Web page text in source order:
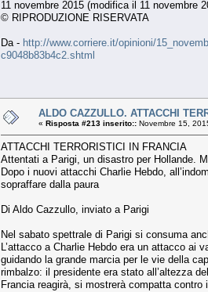
11 novembre 2015 (modifica il 11 novembre
© RIPRODUZIONE RISERVATA
Da - http://www.corriere.it/opinioni/
c9048b83b4c2.shtml
ALDO CAZZULLO. ATTACCHI
« Risposta #213 inserito:: Novembre 15,
ATTACCHI TERRORISTICI IN FRANCIA
Attentati a Parigi, un disastro per Hollande.
Dopo i nuovi attacchi Charlie Hebdo,
sopraffare dalla paura
Di Aldo Cazzullo, inviato a Parigi
Nel sabato spettrale di Parigi si consuma
L’attacco a Charlie Hebdo era un attacco ai
guidando la grande marcia per le vie della
rimbalzo: il presidente era stato all’altezza
Francia reagirà, si mostrerà compatta